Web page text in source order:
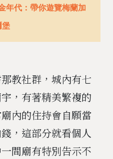
年代：帶你遊覽梅蘭加
堡
教社群，城內有七
，有著精美繁複的
內的住持會自願當
，這部分就看個人
間廟有特別告示不